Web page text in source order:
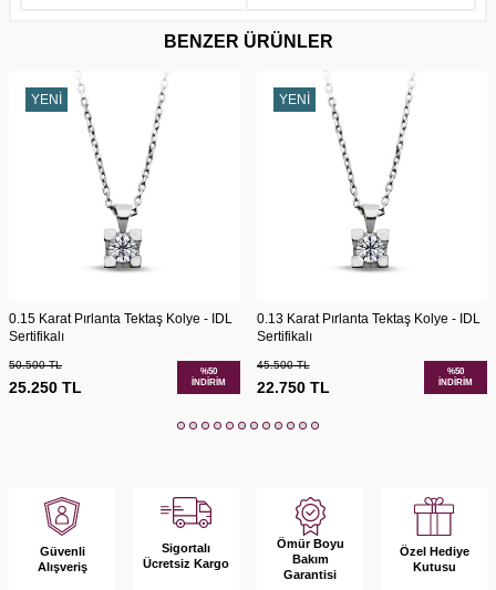
BENZER ÜRÜNLER
YENI
0.15 Karat Pırlanta Tektaş Kolye - IDL
Sertifikalı
50.500TL
25.250 TL
%50
İNDIRIM
YENI
0.13 Karat Pırlanta Tektaş Kolye - IDL
Sertifikalı
45.500TL
22.750TL
%50
İNDIRIM
Güvenli
Alışveriş
Sigortalı
Ücretsiz Kargo
Ömür Boyu
Bakım
Garantisi
Özel Hediye
Kutusu